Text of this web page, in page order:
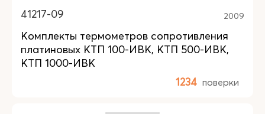
41217-09 2009
Комплекты термометров сопротивления
платиновых КТП 100-ИВК, КТП 500-ИВК,
КТП 1000-ИВК
1234 поверки